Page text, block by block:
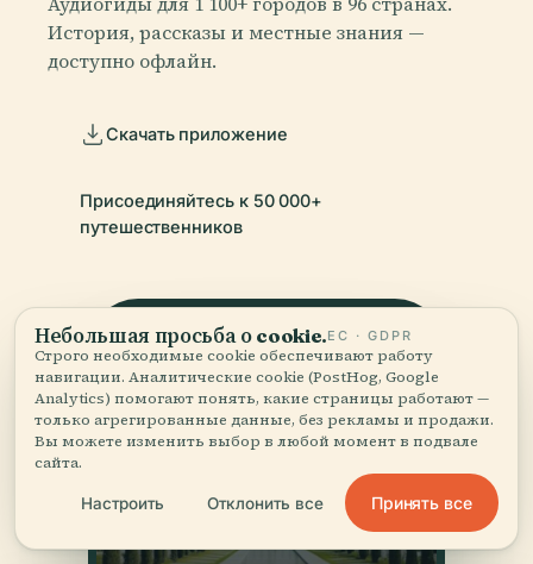
История, рассказы и местные знания —
доступно офлайн.
Скачать приложение
Присоединяйтесь к 50 000+
путешественников
Небольшая просьба о cookie.ЕС · GDPR
Строго необходимые cookie обеспечивают работу
навигации. Аналитические cookie (PostHog, Google
Analytics) помогают понять, какие страницы работают —
только агрегированные данные, без рекламы и продажи.
Вы можете изменить выбор в любой момент в подвале
сайта.
Настроить Отклонить все Принять все